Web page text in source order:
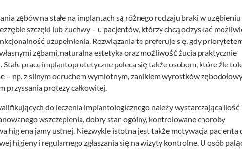
zębów na stałe na implantach są różnego rodzaju braki w uzębieniu
szczęki lub żuchwy – u pacjentów, którzy chcą odzyskać
uzupełnienia. Rozwiązania te preferuje się, gdy
zębami, naturalna estetyka oraz możliwość żucia praktycznie
Stałe prace implantoprotetyczne poleca się także osobom, które źle
– np. z silnym odruchem wymiotnym, zanikiem wyrostków
przyssania protezy całkowitej.
do leczenia implantologicznego należy wystarczająca ilość i
wszczepienia, dobry stan ogólny, kontrolowane choroby
higiena jamy ustnej. Niezwykle istotna jest także motywacja pacjenta
higieny i regularnego zgłaszania się na wizyty kontrolne. U osób